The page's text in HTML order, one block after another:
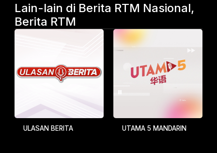
Lain-lain di Berita RTM Nasional,
Berita RTM
ULASAN BERITA UTAMA 5 MANDARIN